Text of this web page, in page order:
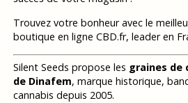
Trouvez votre bonheur avec le
boutique en ligne CBD.fr, leader en
Silent Seeds propose les graines de
de Dinafem, marque historique,
cannabis depuis 2005.